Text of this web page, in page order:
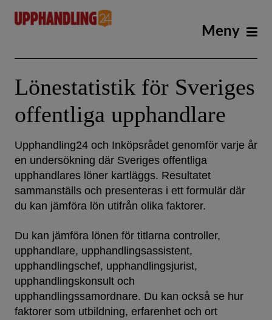
Meny
Lönestatistik för Sveriges
offentliga upphandlare
Upphandling24 och Inköpsrådet genomför varje år
en undersökning där Sveriges offentliga
upphandlares löner kartläggs. Resultatet
sammanställs och presenteras i ett formulär där
du kan jämföra lön utifrån olika faktorer.
Du kan jämföra lönen för titlarna controller,
upphandlare, upphandlingsassistent,
upphandlingschef, upphandlingsjurist,
upphandlingskonsult och
upphandlingssamordnare. Du kan också se hur
faktorer som utbildning, erfarenhet och ort